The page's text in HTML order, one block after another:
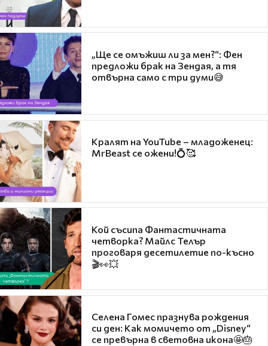
„Ще се омъжиш ли за мен?“: Фен
предложи брак на Зендая, а тя
отвърна само с три думи😅
Кралят на YouTube – младоженец:
MrBeast се ожени!💍🥰
Кой съсипа Фантастичната
четворка? Майлс Телър
проговаря десетилетие по-късно
🎬👀💥
Селена Гомес празнува рождения
си ден: Как момичето от „Disney“
се превърна в световна икона🤩🎂